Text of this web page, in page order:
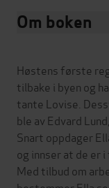
Om boken
Høstens første
tilbake i byen og
tante Lovise.
ble av Edvard
Snart oppdager
og innser at de er
Med tilbud om